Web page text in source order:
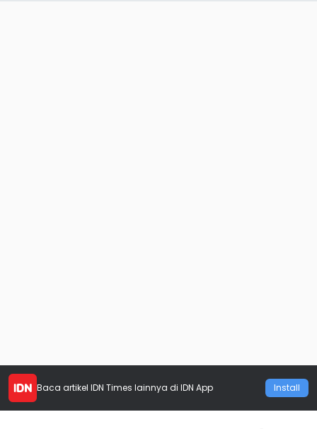
Baca artikel IDN Times lainnya di IDN App Install